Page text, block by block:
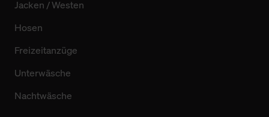
Jacken / Westen
Hosen
Freizeitanzüge
Unterwäsche
Nachtwäsche